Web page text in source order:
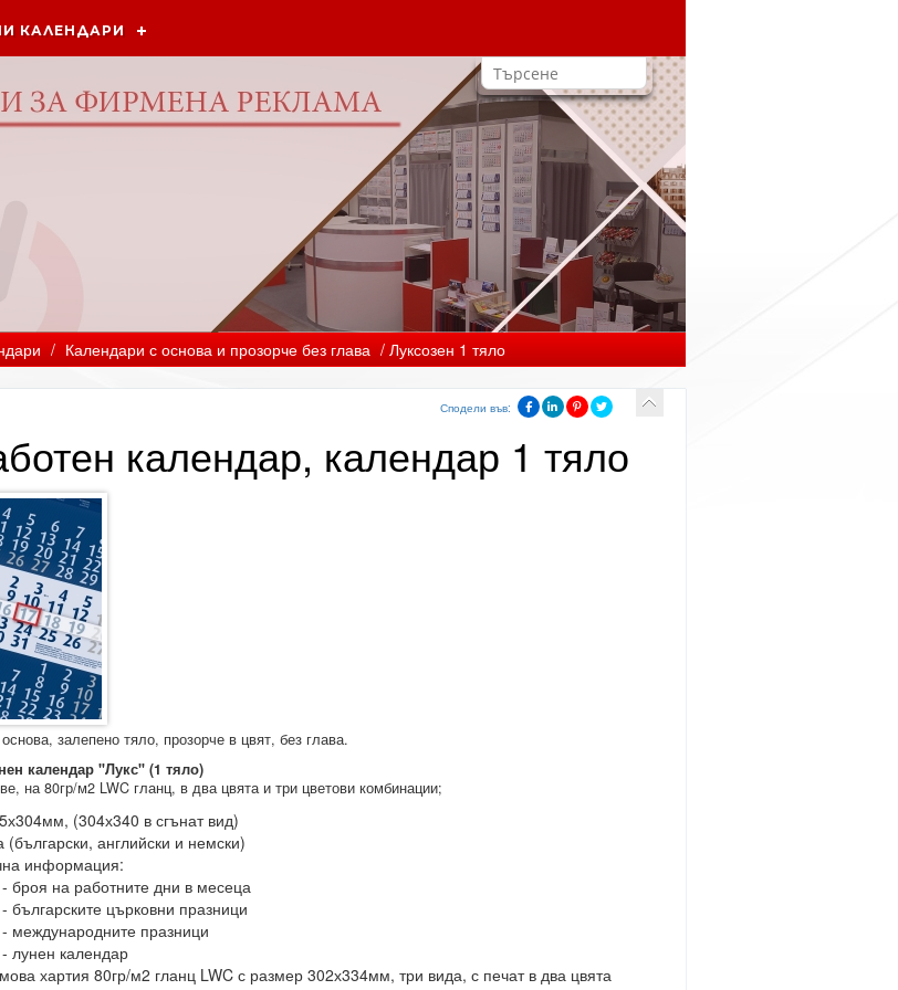
КАЛЕНДАРИ
/ Календари с основа и прозорче без глава / Луксозен 1 тяло
Сподели във:
календар, календар 1 тяло
залепено тяло, прозорче в цвят, без глава.
календар "Лукс" (1 тяло)
на 80гр/м2 LWC гланц, в два цвята и три цветови комбинации;
(304х340 в сгънат вид)
(български, английски и немски)
информация:
работните дни в месеца
църковни празници
празници
календар
хартия 80гр/м2 гланц LWC с размер 302х334мм, три вида, с печат в два цвята